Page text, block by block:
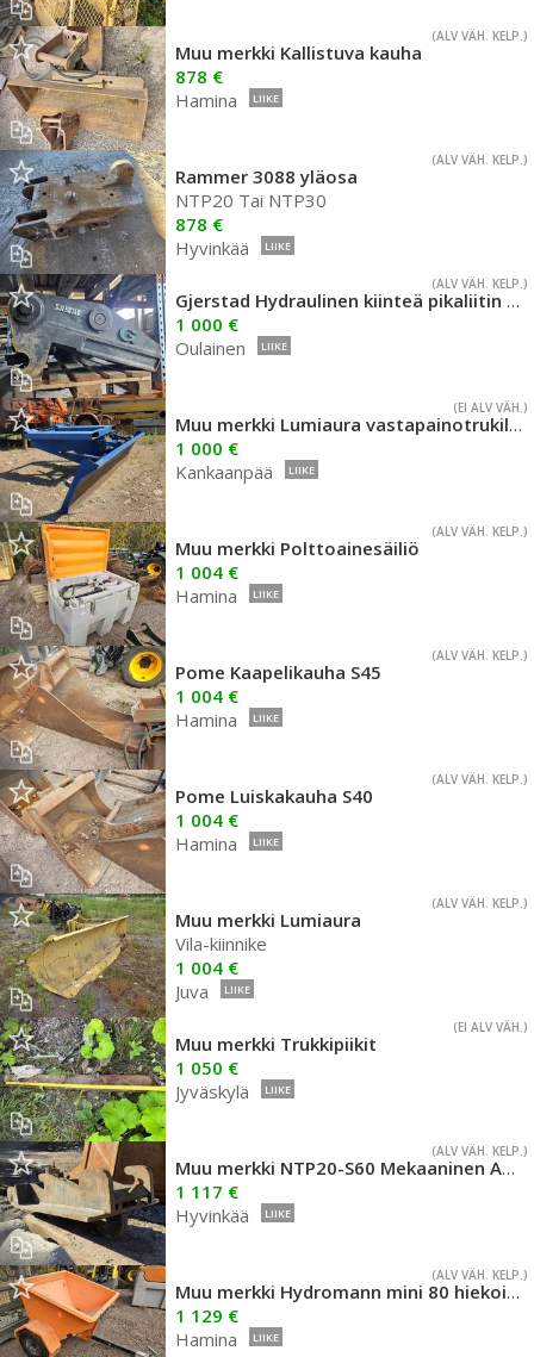
(ALV VÄH. KELP.)
Muu merkki Kallistuva kauha
878 €
Hamina
LIIKE
(ALV VÄH. KELP.)
Rammer 3088 yläosa
NTP20 Tai NTP30
878 €
Hyvinkää
LIIKE
(ALV VÄH. KELP.)
Gjerstad Hydraulinen kiinteä pikaliitin NTP20
1 000 €
Oulainen
LIIKE
(EI ALV VÄH.)
Muu merkki Lumiaura vastapainotrukille
1 000 €
Kankaanpää
LIIKE
(ALV VÄH. KELP.)
Muu merkki Polttoainesäiliö
1 004 €
Hamina
LIIKE
(ALV VÄH. KELP.)
Pome Kaapelikauha S45
1 004 €
Hamina
LIIKE
(ALV VÄH. KELP.)
Pome Luiskakauha S40
1 004 €
Hamina
LIIKE
(ALV VÄH. KELP.)
Muu merkki Lumiaura
Vila-kiinnike
1 004 €
Juva
LIIKE
(EI ALV VÄH.)
Muu merkki Trukkipiikit
1 050 €
Jyväskylä
LIIKE
(ALV VÄH. KELP.)
Muu merkki NTP20-S60 Mekaaninen Adapteri
1 117 €
Hyvinkää
LIIKE
(ALV VÄH. KELP.)
Muu merkki Hydromann mini 80 hiekoitusvaunu
1 129 €
Hamina
LIIKE